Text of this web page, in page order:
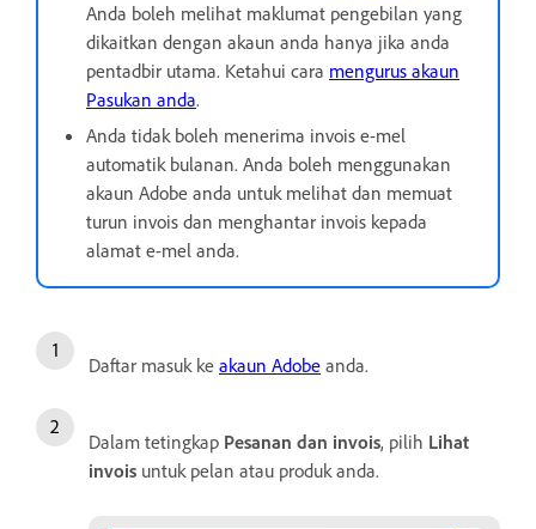
Anda boleh melihat maklumat pengebilan yang
dikaitkan dengan akaun anda hanya jika anda
pentadbir utama. Ketahui cara mengurus akaun
Pasukan anda.
Anda tidak boleh menerima invois e-mel
automatik bulanan. Anda boleh menggunakan
akaun Adobe anda untuk melihat dan memuat
turun invois dan menghantar invois kepada
alamat e-mel anda.
Daftar masuk ke akaun Adobe anda.
Dalam tetingkap Pesanan dan invois, pilih Lihat
invois untuk pelan atau produk anda.